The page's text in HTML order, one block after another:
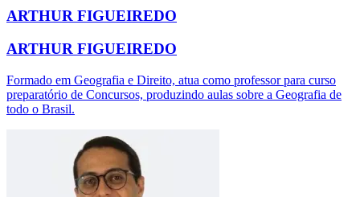
ARTHUR FIGUEIREDO
ARTHUR FIGUEIREDO
Formado em Geografia e Direito, atua como professor para curso
preparatório de Concursos, produzindo aulas sobre a Geografia de
todo o Brasil.